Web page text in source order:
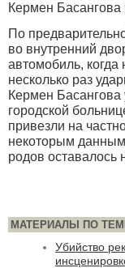
Кермен Басангова
По
во внутренний
автомобиль,
несколько раз
Кермен
городской
привезли на
некоторым
родов оставалось
МАТЕРИАЛЫ ПО
Убийство